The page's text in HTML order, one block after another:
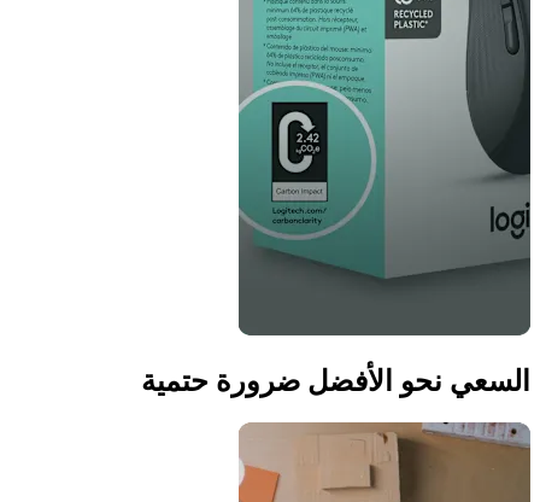
السعي نحو الأفضل ضرورة حتمية